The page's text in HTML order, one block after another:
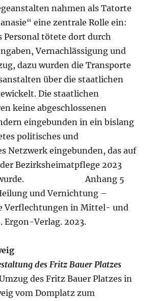
nahmen als Tatorte
eine zentrale Rolle ein:
Personal tötete dort durch
Vernachlässigung und
dazu wurden die Transporte
über die staatlichen
Die staatlichen
keine abgeschlossenen
eingebunden in ein bislang
politisches und
Netzwerk eingebunden, das auf
Bezirksheimatpflege 2023
wurde. Anhang 5
und Vernichtung –
Verflechtungen in Mittel- und
Ergon-Verlag. 2023.
des Fritz Bauer Platzes
des Fritz Bauer Platzes in
vom Domplatz zum